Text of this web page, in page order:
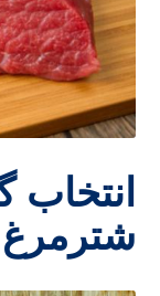
شترمرغ